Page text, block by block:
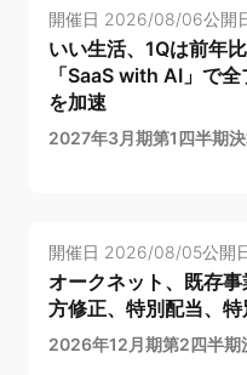
開催日 2026/08/06公開
いい生活、1Qは前年
「SaaS with AI」で
を加速
2027年3月期第1四半期
開催日 2026/08/05公開
オークネット、既存
方修正、特別配当、
2026年12月期第2四半期